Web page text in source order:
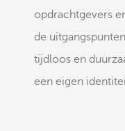
opdrachtgevers
de
tijdloos en
een eigen